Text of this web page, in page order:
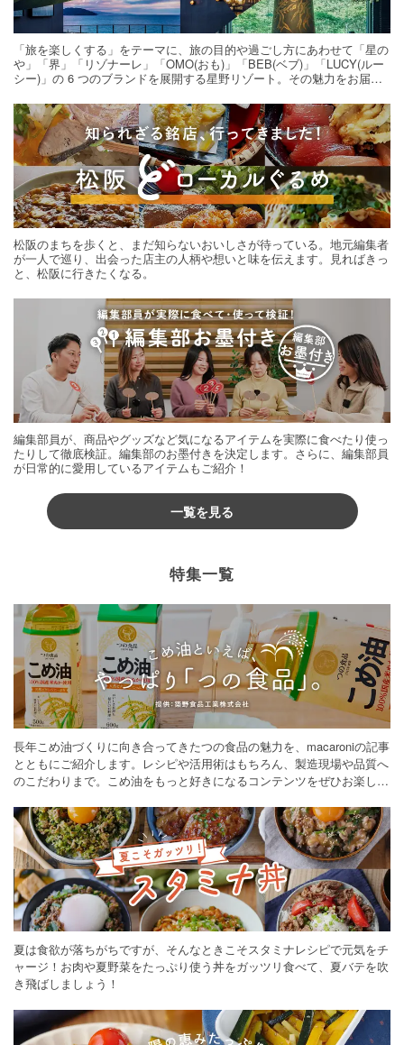
「旅を楽しくする」をテーマに、旅の目的や過ごし方にあわせて「星の
や」「界」「リゾナーレ」「OMO(おも)」「BEB(ベブ)」「LUCY(ルー
シー)」の 6 つのブランドを展開する星野リゾート。その魅力をお届け
松阪のまちを歩くと、まだ知らないおいしさが待っている。地元編集者
が一人で巡り、出会った店主の人柄や想いと味を伝えます。見ればきっ
と、松阪に行きたくなる。
編集部員が、商品やグッズなど気になるアイテムを実際に食べたり使っ
たりして徹底検証。編集部のお墨付きを決定します。さらに、編集部員
が日常的に愛用しているアイテムもご紹介！
一覧を見る
特集一覧
長年こめ油づくりに向き合ってきたつの食品の魅力を、macaroniの記事
とともにご紹介します。レシピや活用術はもちろん、製造現場や品質へ
のこだわりまで。こめ油をもっと好きになるコンテンツをぜひお楽しみ
夏は食欲が落ちがちですが、そんなときこそスタミナレシピで元気をチ
ャージ！お肉や夏野菜をたっぷり使う丼をガッツリ食べて、夏バテを吹
き飛ばしましょう！